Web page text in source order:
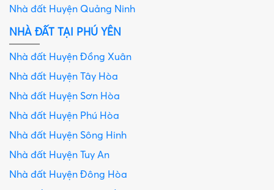
Nhà đất Huyện Quảng Ninh
NHÀ ĐẤT TẠI PHÚ YÊN
Nhà đất Huyện Đồng Xuân
Nhà đất Huyện Tây Hòa
Nhà đất Huyện Sơn Hòa
Nhà đất Huyện Phú Hòa
Nhà đất Huyện Sông Hinh
Nhà đất Huyện Tuy An
Nhà đất Huyện Đông Hòa